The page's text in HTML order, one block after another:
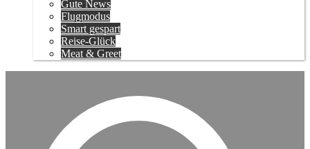
Gute News
Flugmodus
Smart gespart
Reise-Glück
Meat & Greet